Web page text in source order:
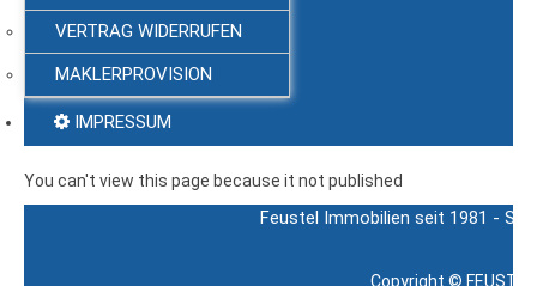
VERTRAG WIDERRUFEN
MAKLERPROVISION
IMPRESSUM
You can't view this page because it not published
Feustel Immobilien seit 1981 -
Copyright ©